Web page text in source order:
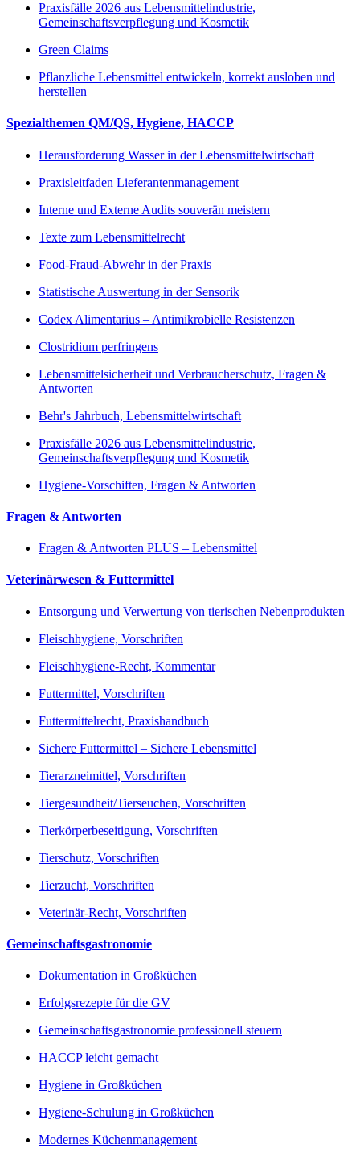
Praxisfälle 2026 aus Lebensmittelindustrie,
Gemeinschaftsverpflegung und Kosmetik
Green Claims
Pflanzliche Lebensmittel entwickeln, korrekt ausloben und
herstellen
Spezialthemen QM/QS, Hygiene, HACCP
Herausforderung Wasser in der Lebensmittelwirtschaft
Praxisleitfaden Lieferantenmanagement
Interne und Externe Audits souverän meistern
Texte zum Lebensmittelrecht
Food-Fraud-Abwehr in der Praxis
Statistische Auswertung in der Sensorik
Codex Alimentarius – Antimikrobielle Resistenzen
Clostridium perfringens
Lebensmittelsicherheit und Verbraucherschutz, Fragen &
Antworten
Behr's Jahrbuch, Lebensmittelwirtschaft
Praxisfälle 2026 aus Lebensmittelindustrie,
Gemeinschaftsverpflegung und Kosmetik
Hygiene-Vorschiften, Fragen & Antworten
Fragen & Antworten
Fragen & Antworten PLUS – Lebensmittel
Veterinärwesen & Futtermittel
Entsorgung und Verwertung von tierischen Nebenprodukten
Fleischhygiene, Vorschriften
Fleischhygiene-Recht, Kommentar
Futtermittel, Vorschriften
Futtermittelrecht, Praxishandbuch
Sichere Futtermittel – Sichere Lebensmittel
Tierarzneimittel, Vorschriften
Tiergesundheit/Tierseuchen, Vorschriften
Tierkörperbeseitigung, Vorschriften
Tierschutz, Vorschriften
Tierzucht, Vorschriften
Veterinär-Recht, Vorschriften
Gemeinschaftsgastronomie
Dokumentation in Großküchen
Erfolgsrezepte für die GV
Gemeinschaftsgastronomie professionell steuern
HACCP leicht gemacht
Hygiene in Großküchen
Hygiene-Schulung in Großküchen
Modernes Küchenmanagement